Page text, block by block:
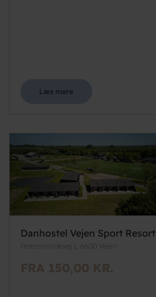
Læs mere
Danhostel Vejen Sport Resort
Petersmindevej 1, 6600 Vejen
FRA 150,00 KR.